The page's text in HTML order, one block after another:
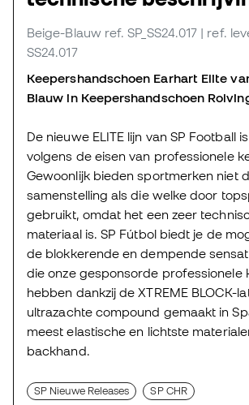
Beige-Blauw ref. SP_SS24.017 | ref.
SS24.017
Keepershandschoen Earhart Elite
Blauw in Keepershandschoen
De nieuwe ELITE lijn van SP Football
volgens de eisen van professionele
Gewoonlijk bieden sportmerken niet
samenstelling als die welke door
gebruikt, omdat het een zeer
materiaal is. SP Fútbol biedt je de
de blokkerende en dempende
die onze gesponsorde professionele
hebben dankzij de XTREME BLOCK-
ultrazachte compound gemaakt in
meest elastische en lichtste
backhand.
SP Nieuwe Releases SP CHR